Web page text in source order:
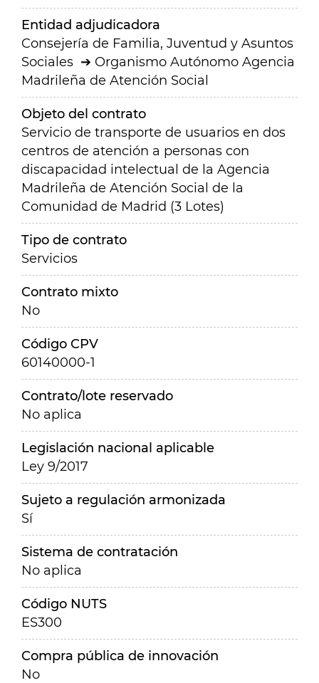
Entidad adjudicadora
Consejería de Familia, Juventud y Asuntos
Sociales
Organismo Autónomo Agencia
Madrileña de Atención Social
Objeto del contrato
Servicio de transporte de usuarios en dos
centros de atención a personas con
discapacidad intelectual de la Agencia
Madrileña de Atención Social de la
Comunidad de Madrid (3 Lotes)
Tipo de contrato
Servicios
Contrato mixto
No
Código CPV
60140000-1
Contrato/lote reservado
No aplica
Legislación nacional aplicable
Ley 9/2017
Sujeto a regulación armonizada
Sí
Sistema de contratación
No aplica
Código NUTS
ES300
Compra pública de innovación
No